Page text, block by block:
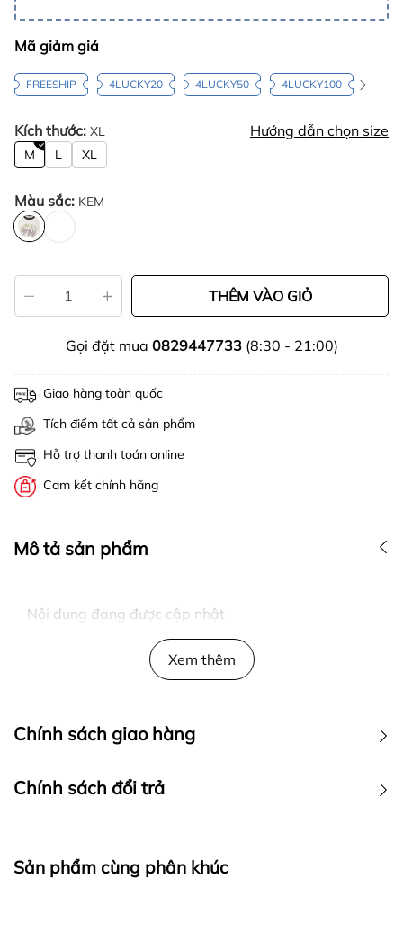
Mã giảm giá
FREESHIP 4LUCKY20 4LUCKY50 4LUCKY100
Kích thước: XL Hướng dẫn chọn size
M L XL
Màu sắc: KEM
THÊM VÀO GIỎ
Gọi đặt mua 0829447733(8:30 - 21:00)
Giao hàng toàn quốc
Tích điểm tất cả sản phẩm
Hỗ trợ thanh toán online
Cam kết chính hãng
Mô tả sản phẩm
Nội dung đang được cập nhật
Xem thêm
Chính sách giao hàng
Chính sách đổi trả
Sản phẩm cùng phân khúc